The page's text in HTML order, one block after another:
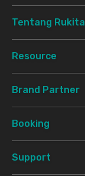
Tentang Rukita
Resource
Brand Partner
Booking
Support